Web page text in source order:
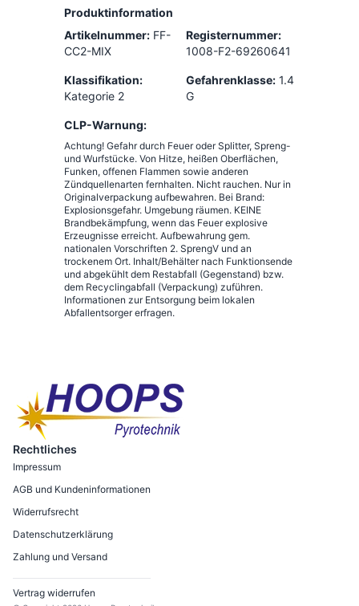
Produktinformation
Artikelnummer: FF-
CC2-MIX
Registernummer:
1008-F2-69260641
Klassifikation:
Kategorie 2
Gefahrenklasse: 1.4
G
CLP-Warnung:
Achtung! Gefahr durch Feuer oder Splitter, Spreng-
und Wurfstücke. Von Hitze, heißen Oberflächen,
Funken, offenen Flammen sowie anderen
Zündquellenarten fernhalten. Nicht rauchen. Nur in
Originalverpackung aufbewahren. Bei Brand:
Explosionsgefahr. Umgebung räumen. KEINE
Brandbekämpfung, wenn das Feuer explosive
Erzeugnisse erreicht. Aufbewahrung gem.
nationalen Vorschriften 2. SprengV und an
trockenem Ort. Inhalt/Behälter nach Funktionsende
und abgekühlt dem Restabfall (Gegenstand) bzw.
dem Recyclingabfall (Verpackung) zuführen.
Informationen zur Entsorgung beim lokalen
Abfallentsorger erfragen.
Rechtliches
Impressum
AGB und Kundeninformationen
Widerrufsrecht
Datenschutzerklärung
Zahlung und Versand
Vertrag widerrufen